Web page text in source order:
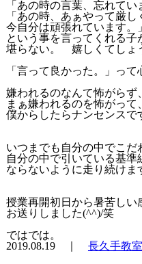
「あの時の言葉、忘れてい
「あの時、あぁやって厳
今自分は頑張れています。」
という事を言ってくれる子
堪らない。 嬉しくてしょ
「言って良かった。」って
嫌われるのなんて怖がらず
まぁ嫌われるのを怖がって
僕からしたらナンセンスで
いつまでも自分の中でこだ
自分の中で引いている基準
ならないように走り続けま
授業再開初日から暑苦しい
お送りしました(^^)/笑
ではでは。
2019.08.19 ｜ 長久手教室